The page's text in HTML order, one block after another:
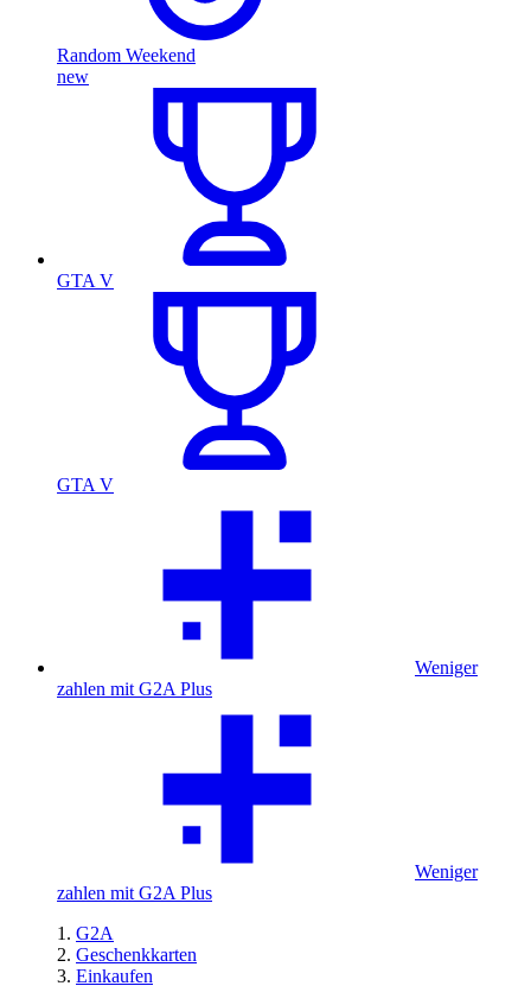
Random Weekend
new
GTA V
GTA V
Weniger
zahlen mit G2A Plus
Weniger
zahlen mit G2A Plus
G2A
Geschenkkarten
Einkaufen